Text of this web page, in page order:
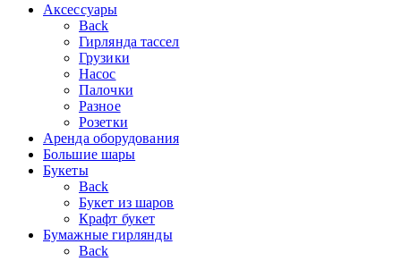
Аксессуары
Back
Гирлянда тассел
Грузики
Насос
Палочки
Разное
Розетки
Аренда оборудования
Большие шары
Букеты
Back
Букет из шаров
Крафт букет
Бумажные гирлянды
Back